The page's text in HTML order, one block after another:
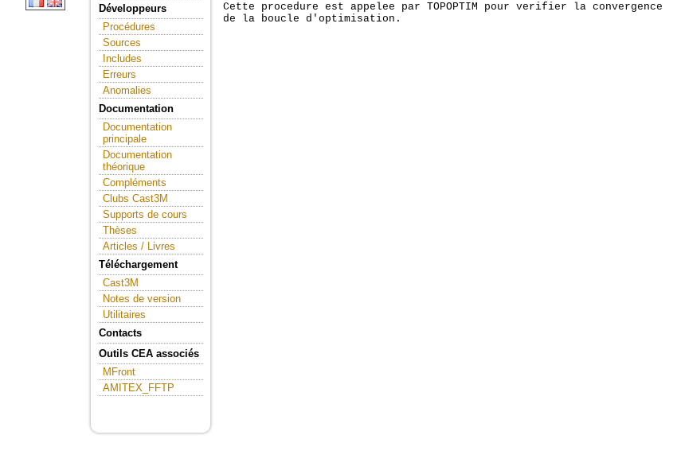
Développeurs
Procédures
Sources
Includes
Erreurs
Anomalies
Documentation
Documentation
principale
Documentation
théorique
Compléments
Clubs Cast3M
Supports de cours
Thèses
Articles / Livres
Téléchargement
Cast3M
Notes de version
Utilitaires
Contacts
Outils CEA associés
MFront
AMITEX_FFTP
Cette procedure est appelee par TOPOPTIM pour verifier la convergence
de la boucle d'optimisation.